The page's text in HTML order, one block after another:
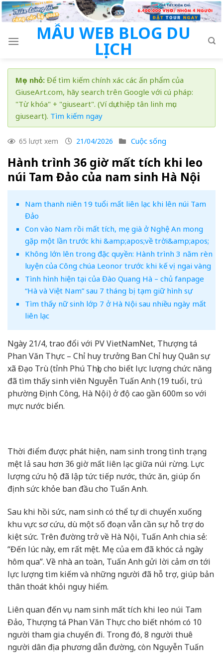
Skip
to
MẪU WEB BLOG DU
LỊCH
Mẹo nhỏ: Để tìm kiếm chính xác các ấn phẩm của
GiuseArt.com, hãy search trên Google với cú pháp:
"Từ khóa" + "giuseart". (Ví dụ: thiệp tân linh mục
giuseart). Tìm kiếm ngay
65 lượt xem 21/04/2026 Cuộc sống
Hành trình 36 giờ mất tích khi leo
núi Tam Đảo của nam sinh Hà Nội
Nam thanh niên 19 tuổi mất liên lạc khi lên núi Tam
Đảo
Con vào Nam rồi mất tích, mẹ già ở Nghệ An mong
gặp một lần trước khi &amp;apos;về trời&amp;apos;
Không lớn lên trong đặc quyền: Hành trình 3 năm rèn
luyện của Công chúa Leonor trước khi kế vị ngai vàng
Tình hình hiện tại của Đào Quang Hà – chủ fanpage
“Hà và Việt Nam” sau 7 tháng bị tạm giữ hình sự
Tìm thấy nữ sinh lớp 7 ở Hà Nội sau nhiều ngày mất
liên lạc
Ngày 21/4, trao đổi với PV VietNamNet, Thượng tá
Phan Văn Thực – Chỉ huy trưởng Ban Chỉ huy Quân sự
xã Đạo Trù (tỉnh Phú Thọ), cho biết lực lượng chức năng
đã tìm thấy sinh viên Nguyễn Tuấn Anh (19 tuổi, trú
phường Định Công, Hà Nội) ở độ cao gần 600m so với
mực nước biển.
Thời điểm được phát hiện, nam sinh trong tình trạng
mệt lả sau hơn 36 giờ mất liên lạc giữa núi rừng. Lực
lượng cứu hộ đã lập tức tiếp nước, thức ăn, giúp ổn
định sức khỏe ban đầu cho Tuấn Anh.
Sau khi hồi sức, nam sinh có thể tự di chuyển xuống
khu vực sơ cứu, dù một số đoạn vẫn cần sự hỗ trợ do
kiệt sức. Trên đường trở về Hà Nội, Tuấn Anh chia sẻ:
“Đến lúc này, em rất mệt. Mẹ của em đã khóc cả ngày
hôm qua”. Về nhà an toàn, Tuấn Anh gửi lời cảm ơn tới
lực lượng tìm kiếm và những người đã hỗ trợ, giúp bản
thân thoát khỏi nguy hiểm.
Liên quan đến vụ nam sinh mất tích khi leo núi Tam
Đảo, Thượng tá Phan Văn Thực cho biết nhóm có 10
người tham gia chuyến đi. Trong đó, 8 người thuê
người dân địa phương dẫn đường, còn Nguyễn Tuấn